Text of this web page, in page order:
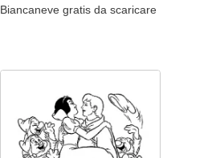
Biancaneve gratis da scaricare